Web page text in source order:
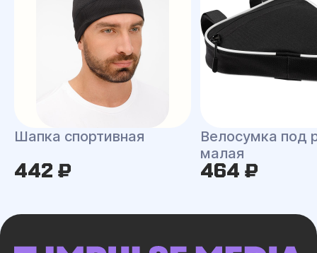
Шапка спортивная
442 ₽
Велосумка под
малая
464 ₽